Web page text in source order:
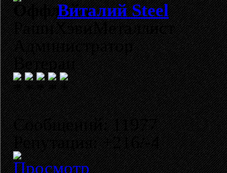
Виталий Steel
РашнХэвиМеталлист
Администратор
Ветеран
Сообщений: 11977
Репутация: +216/-4